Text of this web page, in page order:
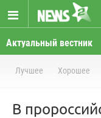
Актуальный вестник
Лучшее Хорошее
В